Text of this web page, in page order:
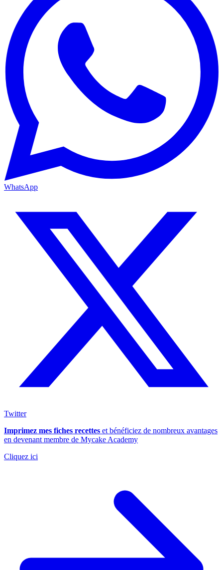
WhatsApp
Twitter
Imprimez mes fiches recettes et bénéficiez de nombreux avantages
en devenant membre de Mycake Academy
Cliquez ici